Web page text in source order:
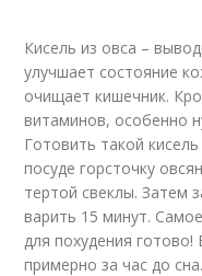
Кисель из овса –
улучшает состояние
очищает кишечник.
витаминов, особенно
Готовить такой
посуде горсточку
тертой свеклы. Затем
варить 15 минут.
для похудения готово!
примерно за час до сна.